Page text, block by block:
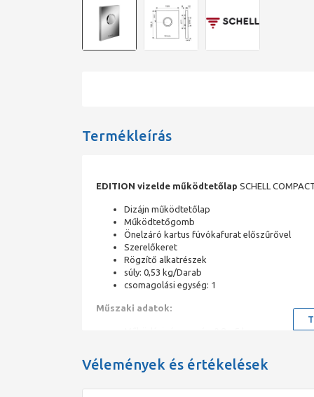
Termékleírás
EDITION vizelde működtetőlap SCHELL
Dizájn működtetőlap
Működtetőgomb
Önelzáró kartus fúvókafurat előszűrővel
Szerelőkeret
Rögzítő alkatrészek
súly: 0,53 kg/Darab
csomagolási egység: 1
Műszaki adatok:
szabványnak megfelelően
Zajosztály: 1, a DIN 4109 szabványnak
Vélemények és értékelések